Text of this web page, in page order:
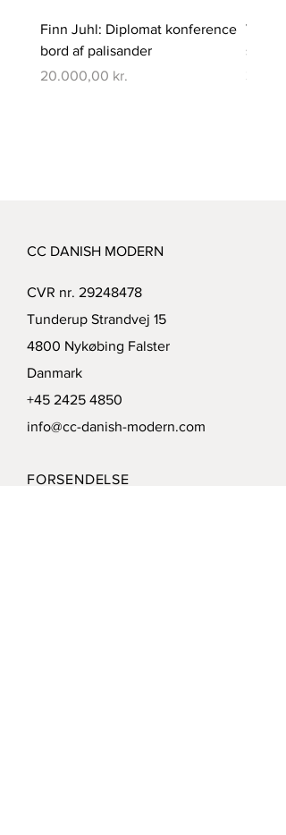
Finn Juhl: Diplomat konference
bord af palisander
Pris
20.000,00 kr.
CC DANISH MODERN
CVR nr. 29248478
Tunderup Strandvej 15
4800 Nykøbing Falster
Danmark
+45 2425 4850
info@cc-danish-modern.com
FORSENDELSE